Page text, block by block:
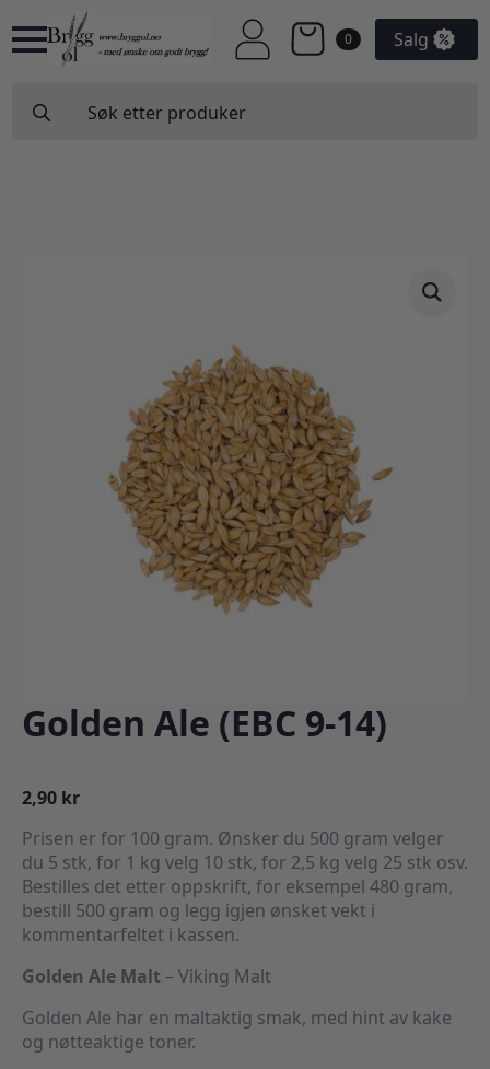
0 Salg
for:
Golden Ale (EBC 9-14)
2,90 kr
Prisen er for 100 gram. Ønsker du 500 gram velger
du 5 stk, for 1 kg velg 10 stk, for 2,5 kg velg 25 stk osv.
Bestilles det etter oppskrift, for eksempel 480 gram,
bestill 500 gram og legg igjen ønsket vekt i
kommentarfeltet i kassen.
Golden Ale Malt – Viking Malt
Golden Ale har en maltaktig smak, med hint av kake
og nøtteaktige toner.